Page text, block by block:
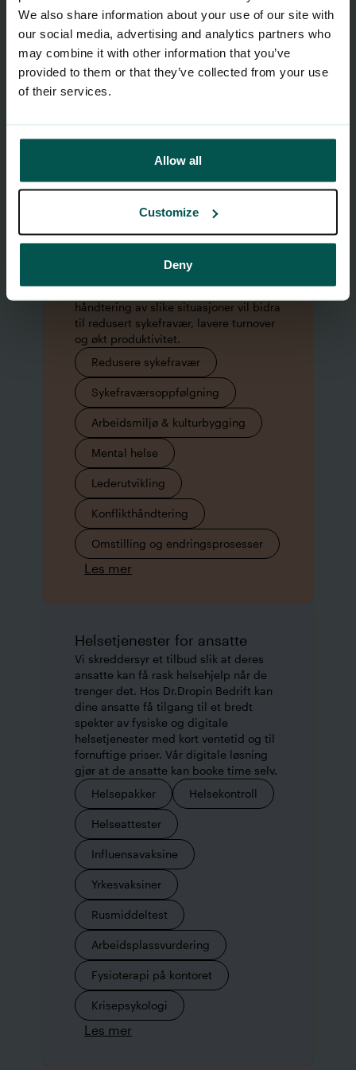
We also share information about your use of our site with
our social media, advertising and analytics partners who
may combine it with other information that you’ve
provided to them or that they’ve collected from your use
of their services.
Allow all
Customize
Deny
Systematisk HMS
Arbeidsmedisin HMS-kurs
Tilsynshjelp
Les mer
Lederstøtte
Våre HMS-rådgivere og
med mange ulike problemstillinger.
Aktuelle temaer kan være alt fra
kulturbygging til ivaretaretakelse av
ansatte i stressende perioder. God
håndtering av slike situasjoner vil bidra
til redusert sykefravær, lavere turnover
og økt produktivitet.
Redusere sykefravær
Sykefraværsoppfølgning
Arbeidsmiljø & kulturbygging
Mental helse
Lederutvikling
Konflikthåndtering
Omstilling og endringsprosesser
Les mer
Helsetjenester for ansatte
Vi skreddersyr et tilbud slik at deres
ansatte kan få rask helsehjelp når de
trenger det. Hos Dr.Dropin Bedrift kan
dine ansatte få tilgang til et bredt
spekter av fysiske og digitale
helsetjenester med kort ventetid og til
fornuftige priser. Vår digitale løsning
gjør at de ansatte kan booke time selv.
Helsepakker
Helsekontroll
Helseattester
Influensavaksine
Yrkesvaksiner
Rusmiddeltest
Arbeidsplassvurdering
Fysioterapi på kontoret
Krisepsykologi
Les mer